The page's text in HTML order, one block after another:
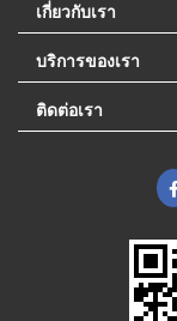
เกี่ยวกับเรา
บริการของเรา
ติดต่อเรา